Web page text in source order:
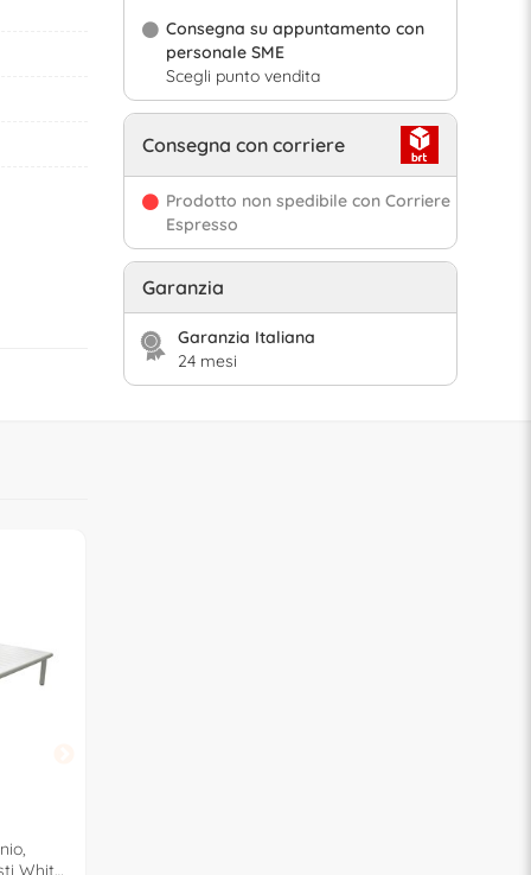
Consegna su appuntamento con
personale SME
Scegli punto vendita
Consegna con corriere
Prodotto non spedibile con Corriere
Espresso
Garanzia
Garanzia Italiana
24 mesi
White